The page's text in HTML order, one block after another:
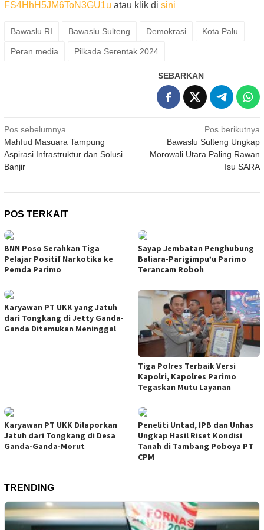
FS4HhH5JM6ToN3GU1u atau klik di sini
Bawaslu RI Bawaslu Sulteng Demokrasi Kota Palu
Peran media Pilkada Serentak 2024
SEBARKAN
Navigasi
pos
Pos sebelumnya
Mahfud Masuara Tampung
Aspirasi Infrastruktur dan Solusi
Banjir
Pos berikutnya
Bawaslu Sulteng Ungkap
Morowali Utara Paling Rawan
Isu SARA
POS TERKAIT
BNN Poso Serahkan Tiga
Pelajar Positif Narkotika ke
Pemda Parimo
Sayap Jembatan Penghubung
Baliara-Parigimpu’u Parimo
Terancam Roboh
Karyawan PT UKK yang Jatuh
dari Tongkang di Jetty Ganda-
Ganda Ditemukan Meninggal
Tiga Polres Terbaik Versi
Kapolri, Kapolres Parimo
Tegaskan Mutu Layanan
Karyawan PT UKK Dilaporkan
Jatuh dari Tongkang di Desa
Ganda-Ganda-Morut
Peneliti Untad, IPB dan Unhas
Ungkap Hasil Riset Kondisi
Tanah di Tambang Poboya PT
CPM
TRENDING